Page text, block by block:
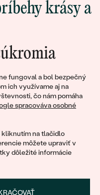
fungoval a bol bezpečný
ich využívame aj na
čo nám pomáha
spracováva osobné
na tlačidlo
môžete upraviť v
dôležité informácie
krásy a